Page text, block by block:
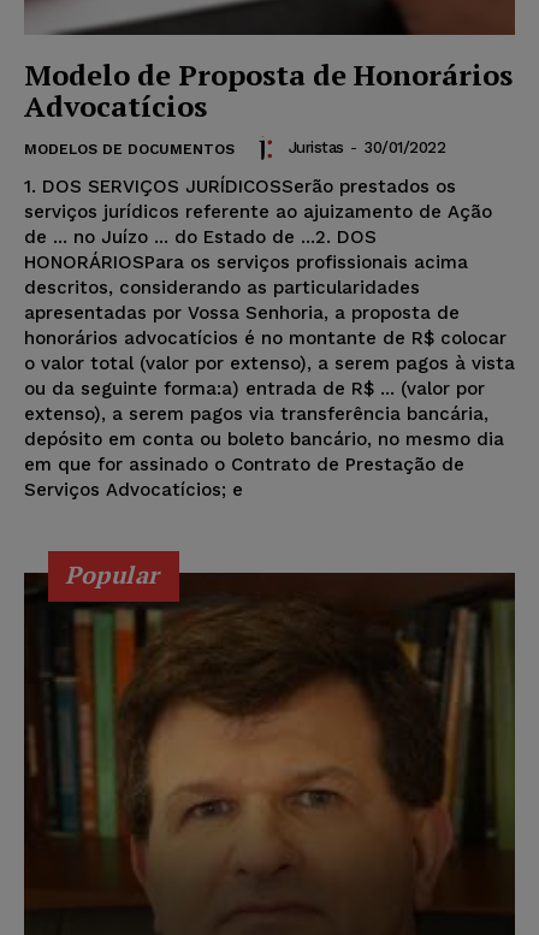
Modelo de Proposta de Honorários
Advocatícios
MODELOS DE DOCUMENTOS Juristas - 30/01/2022
1. DOS SERVIÇOS JURÍDICOSSerão prestados os
serviços jurídicos referente ao ajuizamento de Ação
de ... no Juízo ... do Estado de ...2. DOS
HONORÁRIOSPara os serviços profissionais acima
descritos, considerando as particularidades
apresentadas por Vossa Senhoria, a proposta de
honorários advocatícios é no montante de R$ colocar
o valor total (valor por extenso), a serem pagos à vista
ou da seguinte forma:a) entrada de R$ ... (valor por
extenso), a serem pagos via transferência bancária,
depósito em conta ou boleto bancário, no mesmo dia
em que for assinado o Contrato de Prestação de
Serviços Advocatícios; e
Popular